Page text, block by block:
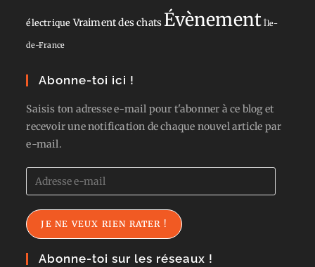
électrique Vraiment des chats Évènement Île-
de-France
Abonne-toi ici !
Saisis ton adresse e-mail pour t'abonner à ce blog et
recevoir une notification de chaque nouvel article par
e-mail.
Adresse
e-
mail
JE NE VEUX RIEN RATER !
Abonne-toi sur les réseaux !